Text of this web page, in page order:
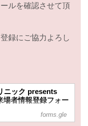
ルを確認させて頂
録にご協力よろし
ニック presents
者情報登録フォー
（日）に武蔵野の森総
forms.gle